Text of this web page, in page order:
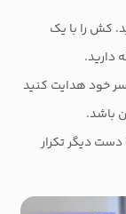
کش را با یک
دارید.
سر خود هدایت کنید
باشد.
دست دیگر تکرار